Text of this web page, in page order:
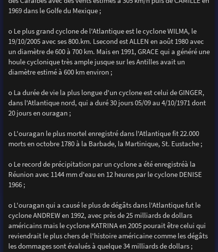
1969 dans le Golfe du Mexique ;
o Le plus grand cyclone de l'Atlantique est le cyclone WILMA, le
19/10/2005 avec ses 800.km. Lsecond est ALLEN en août 1980 avec
un diamètre de 600 à 700 km. Mais en 1991, GRACE qui a généré une
houle cyclonique très ample jusque sur les Antilles avait un
diamètre estimé à 600 km environ ;
o La durée de vie la plus longue d'un cyclone est celui de GINGER,
dans l'Atlantique nord, qui a duré 30 jours 05/09 au 4/10/1971 dont
20 jours en ouragan ;
o L'ouragan le plus mortel enregistré dans l'Atlantique fit 22.000
morts en octobre 1780 à la Barbade, la Martinique, St. Eustache ;
o Le record de précipitation par un cyclone a été enregistréà la
Réunion avec 1144 mm d'eau en 12 heures par le cyclone DENISE
1966 ;
o L'ouragan qui a causé le plus de dégâts dans l'Atlantique fut le
cyclone ANDREW en 1992, avec près de 25 milliards de dollars
américains mais le cyclone KATRINA en 2005 pourait être celui qui
reviendrait le plus chers de l'histoire américaine comme les dégâts
les dommages sont évalués à quelque 34 milliards de dollars ;